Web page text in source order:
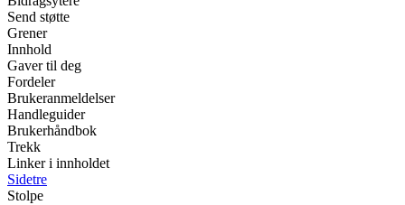
Send støtte
Grener
Innhold
Gaver til deg
Fordeler
Brukeranmeldelser
Handleguider
Brukerhåndbok
Trekk
Linker i innholdet
Sidetre
Stolpe